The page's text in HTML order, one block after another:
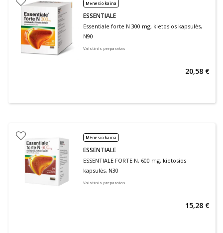
Mėnesio kaina
ESSENTIALE
Essentiale forte N 300 mg, kietosios kapsulės,
N90
Vaistinis preparatas
20,58 €
Mėnesio kaina
ESSENTIALE
ESSENTIALE FORTE N, 600 mg, kietosios
kapsulės, N30
Vaistinis preparatas
15,28 €